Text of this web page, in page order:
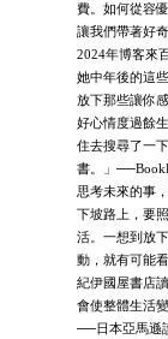
費。如何從容
讓我們帶著好
2024年博客來
她中年後的這
放下那些讓你
好心情度過餘
住去搜尋了一
書。」
思考未來的事
下坡路上，要
活。一想到放
動，就有可能
紀伊國屋書店
會使整體生活
──日本亞馬遜